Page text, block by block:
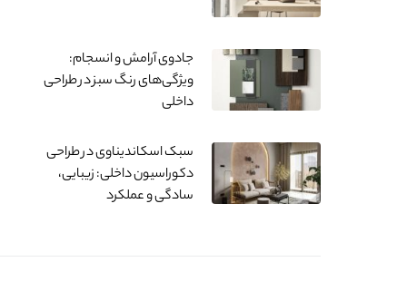
جادوی آرامش و انسجام:
ویژگی‌های رنگ سبز در طراحی
داخلی
سبک اسکاندیناوی در طراحی
دکوراسیون داخلی: زیبایی،
سادگی و عملکرد